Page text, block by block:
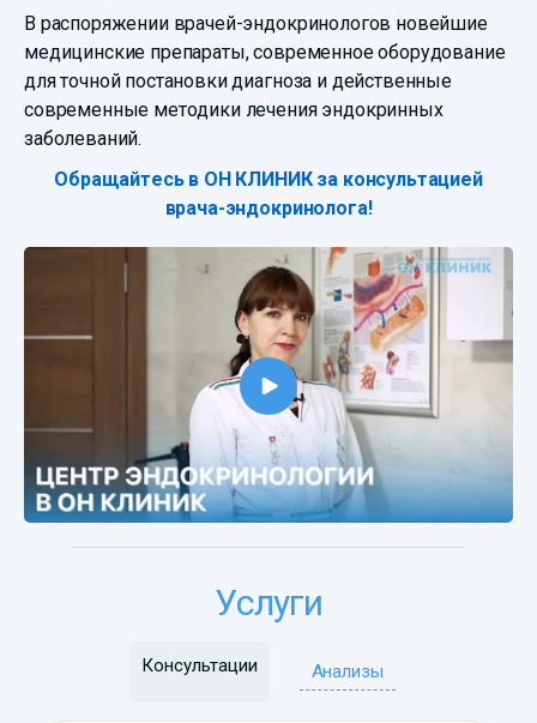
В распоряжении врачей-эндокринологов новейшие
медицинские препараты, современное оборудование
для точной постановки диагноза и действенные
современные методики лечения эндокринных
заболеваний.
Обращайтесь в ОН КЛИНИК за консультацией
врача-эндокринолога!
Услуги
Консультации Анализы